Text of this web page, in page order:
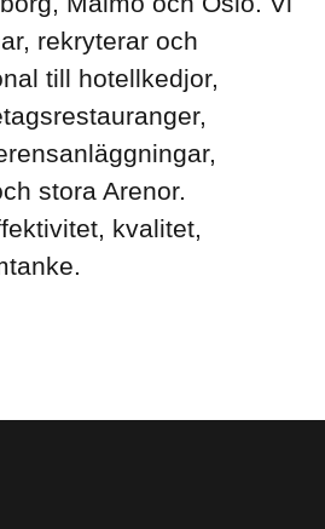
rekryterar och
till hotellkedjor,
stora Arenor.
kvalitet,